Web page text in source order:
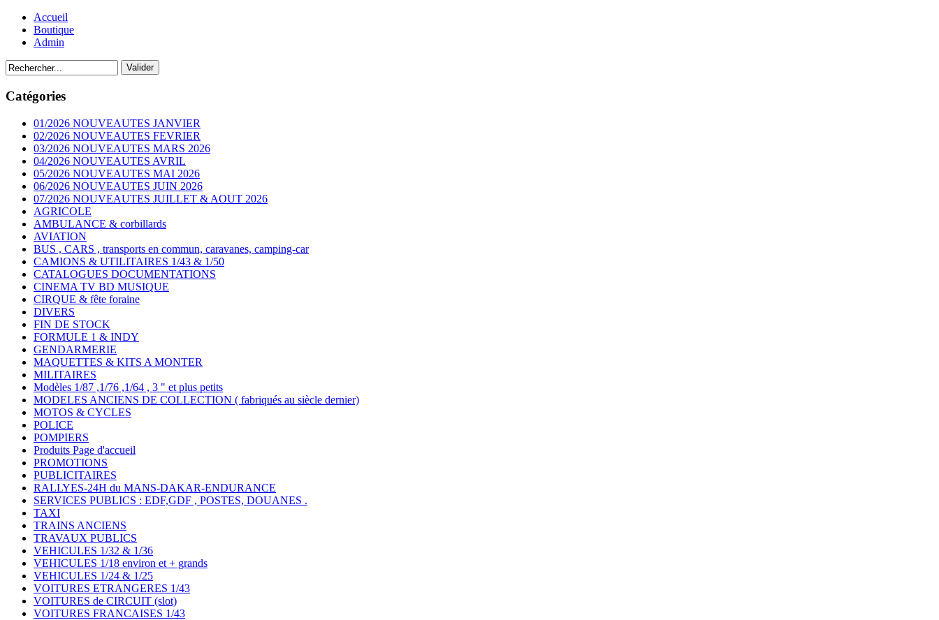
Accueil
Boutique
Admin
Catégories
01/2026 NOUVEAUTES JANVIER
02/2026 NOUVEAUTES FEVRIER
03/2026 NOUVEAUTES MARS 2026
04/2026 NOUVEAUTES AVRIL
05/2026 NOUVEAUTES MAI 2026
06/2026 NOUVEAUTES JUIN 2026
07/2026 NOUVEAUTES JUILLET & AOUT 2026
AGRICOLE
AMBULANCE & corbillards
AVIATION
BUS , CARS , transports en commun, caravanes, camping-car
CAMIONS & UTILITAIRES 1/43 & 1/50
CATALOGUES DOCUMENTATIONS
CINEMA TV BD MUSIQUE
CIRQUE & fête foraine
DIVERS
FIN DE STOCK
FORMULE 1 & INDY
GENDARMERIE
MAQUETTES & KITS A MONTER
MILITAIRES
Modèles 1/87 ,1/76 ,1/64 , 3 " et plus petits
MODELES ANCIENS DE COLLECTION ( fabriqués au siècle dernier)
MOTOS & CYCLES
POLICE
POMPIERS
Produits Page d'accueil
PROMOTIONS
PUBLICITAIRES
RALLYES-24H du MANS-DAKAR-ENDURANCE
SERVICES PUBLICS : EDF,GDF , POSTES, DOUANES .
TAXI
TRAINS ANCIENS
TRAVAUX PUBLICS
VEHICULES 1/32 & 1/36
VEHICULES 1/18 environ et + grands
VEHICULES 1/24 & 1/25
VOITURES ETRANGERES 1/43
VOITURES de CIRCUIT (slot)
VOITURES FRANCAISES 1/43